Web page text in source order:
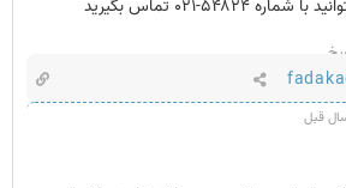
۰۲۱ تماس بگیرید